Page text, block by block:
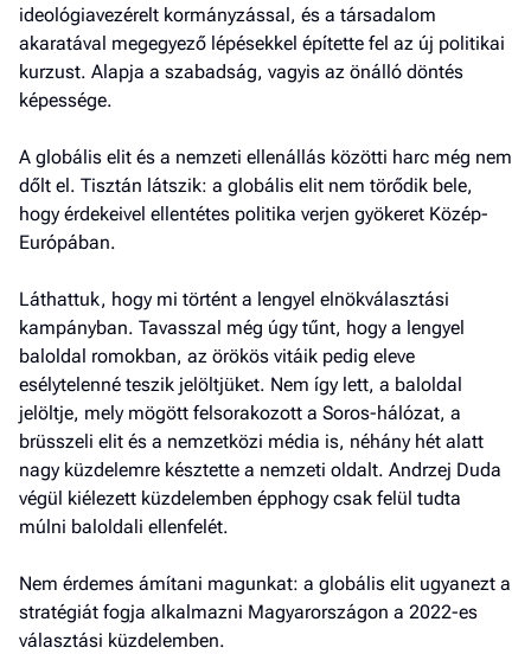
ideológiavezérelt kormányzással, és a társadalom
akaratával megegyező lépésekkel építette fel az új politikai
kurzust. Alapja a szabadság, vagyis az önálló döntés
képessége.
A globális elit és a nemzeti ellenállás közötti harc még nem
dőlt el. Tisztán látszik: a globális elit nem törődik bele,
hogy érdekeivel ellentétes politika verjen gyökeret Közép-
Európában.
Láthattuk, hogy mi történt a lengyel elnökválasztási
kampányban. Tavasszal még úgy tűnt, hogy a lengyel
baloldal romokban, az örökös vitáik pedig eleve
esélytelenné teszik jelöltjüket. Nem így lett, a baloldal
jelöltje, mely mögött felsorakozott a Soros-hálózat, a
brüsszeli elit és a nemzetközi média is, néhány hét alatt
nagy küzdelemre késztette a nemzeti oldalt. Andrzej Duda
végül kiélezett küzdelemben épphogy csak felül tudta
múlni baloldali ellenfelét.
Nem érdemes ámítani magunkat: a globális elit ugyanezt a
stratégiát fogja alkalmazni Magyarországon a 2022-es
választási küzdelemben.